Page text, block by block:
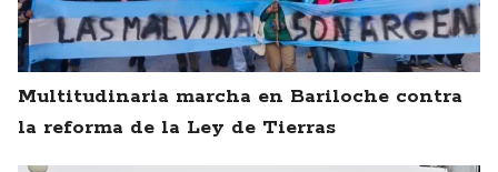
Multitudinaria marcha en Bariloche contra
la reforma de la Ley de Tierras